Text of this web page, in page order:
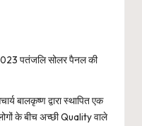
पतंजलि सोलर पैनल की
बालकृष्ण द्वारा स्थापित एक
के बीच अच्छी Quality वाले